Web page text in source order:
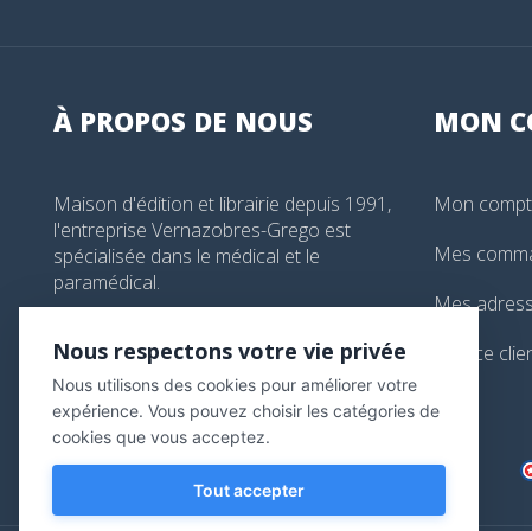
À PROPOS DE NOUS
Maison d'édition et librairie depuis 1991,
l'entreprise Vernazobres-Grego est
spécialisée dans le médical et le
paramédical.
librairie@vg-editions.com
MON
Mon
Mes
Mes
Service
Nous respectons votre vie privée
Nous utilisons des cookies pour améliorer votre
expérience. Vous pouvez choisir les catégories de
cookies que vous acceptez.
Tout accepter